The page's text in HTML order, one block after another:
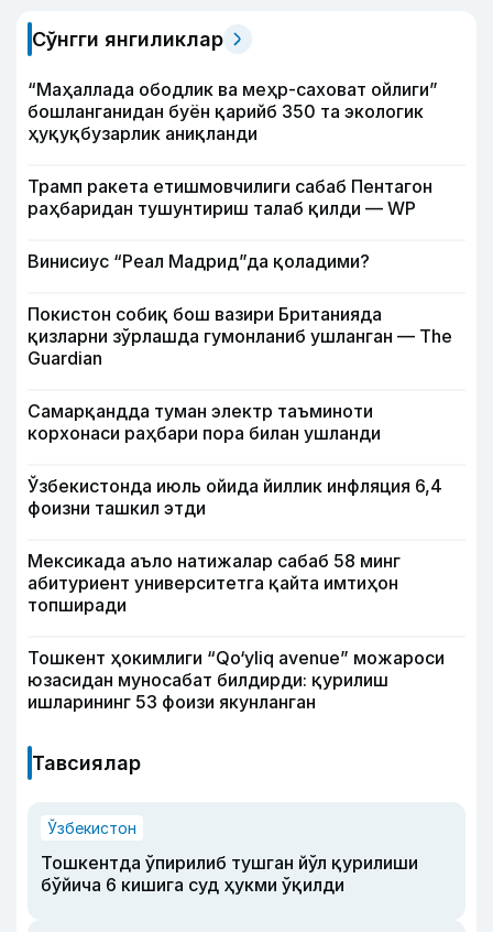
Сўнгги янгиликлар
“Маҳаллада ободлик ва меҳр-саховат ойлиги”
бошланганидан буён қарийб 350 та экологик
ҳуқуқбузарлик аниқланди
Трамп ракета етишмовчилиги сабаб Пентагон
раҳбаридан тушунтириш талаб қилди — WP
Винисиус “Реал Мадрид”да қоладими?
Покистон собиқ бош вазири Британияда
қизларни зўрлашда гумонланиб ушланган — The
Guardian
Самарқандда туман электр таъминоти
корхонаси раҳбари пора билан ушланди
Ўзбекистонда июль ойида йиллик инфляция 6,4
фоизни ташкил этди
Мексикада аъло натижалар сабаб 58 минг
абитуриент университетга қайта имтиҳон
топширади
Тошкент ҳокимлиги “Qo‘yliq avenue” можароси
юзасидан муносабат билдирди: қурилиш
ишларининг 53 фоизи якунланган
Тавсиялар
Ўзбекистон
Тошкентда ўпирилиб тушган йўл қурилиши
бўйича 6 кишига суд ҳукми ўқилди